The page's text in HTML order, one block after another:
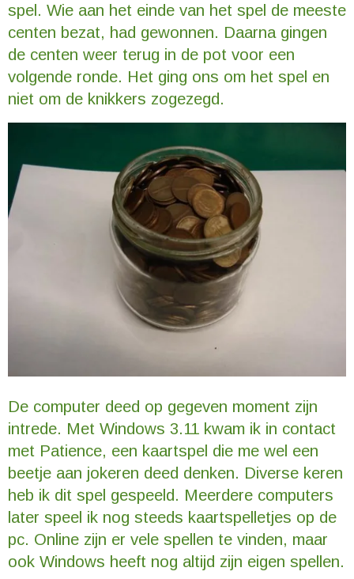
spel. Wie aan het einde van het spel de meeste
centen bezat, had gewonnen. Daarna gingen
de centen weer terug in de pot voor een
volgende ronde. Het ging ons om het spel en
niet om de knikkers zogezegd.
De computer deed op gegeven moment zijn
intrede. Met Windows 3.11 kwam ik in contact
met Patience, een kaartspel die me wel een
beetje aan jokeren deed denken. Diverse keren
heb ik dit spel gespeeld. Meerdere computers
later speel ik nog steeds kaartspelletjes op de
pc. Online zijn er vele spellen te vinden, maar
ook Windows heeft nog altijd zijn eigen spellen.